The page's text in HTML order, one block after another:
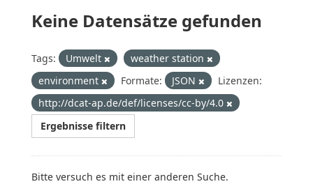
Keine Datensätze gefunden
Tags: Umwelt
weather station
environment
Formate: JSON
Lizenzen:
http://dcat-ap.de/def/licenses/cc-by/4.0
Ergebnisse filtern
Bitte versuch es mit einer anderen Suche.